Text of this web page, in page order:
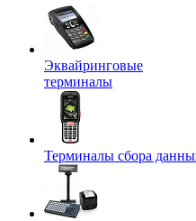
Эквайринговые
терминалы
Терминалы сбора